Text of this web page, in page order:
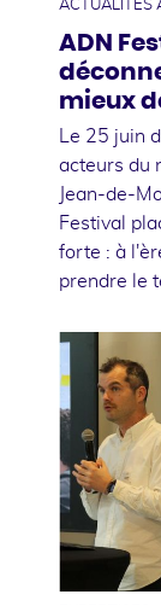
ACTUALITÉS
ADN
mieux
Le 25 juin
acteurs du
Jean-de-
Festival
forte : à
prendre le